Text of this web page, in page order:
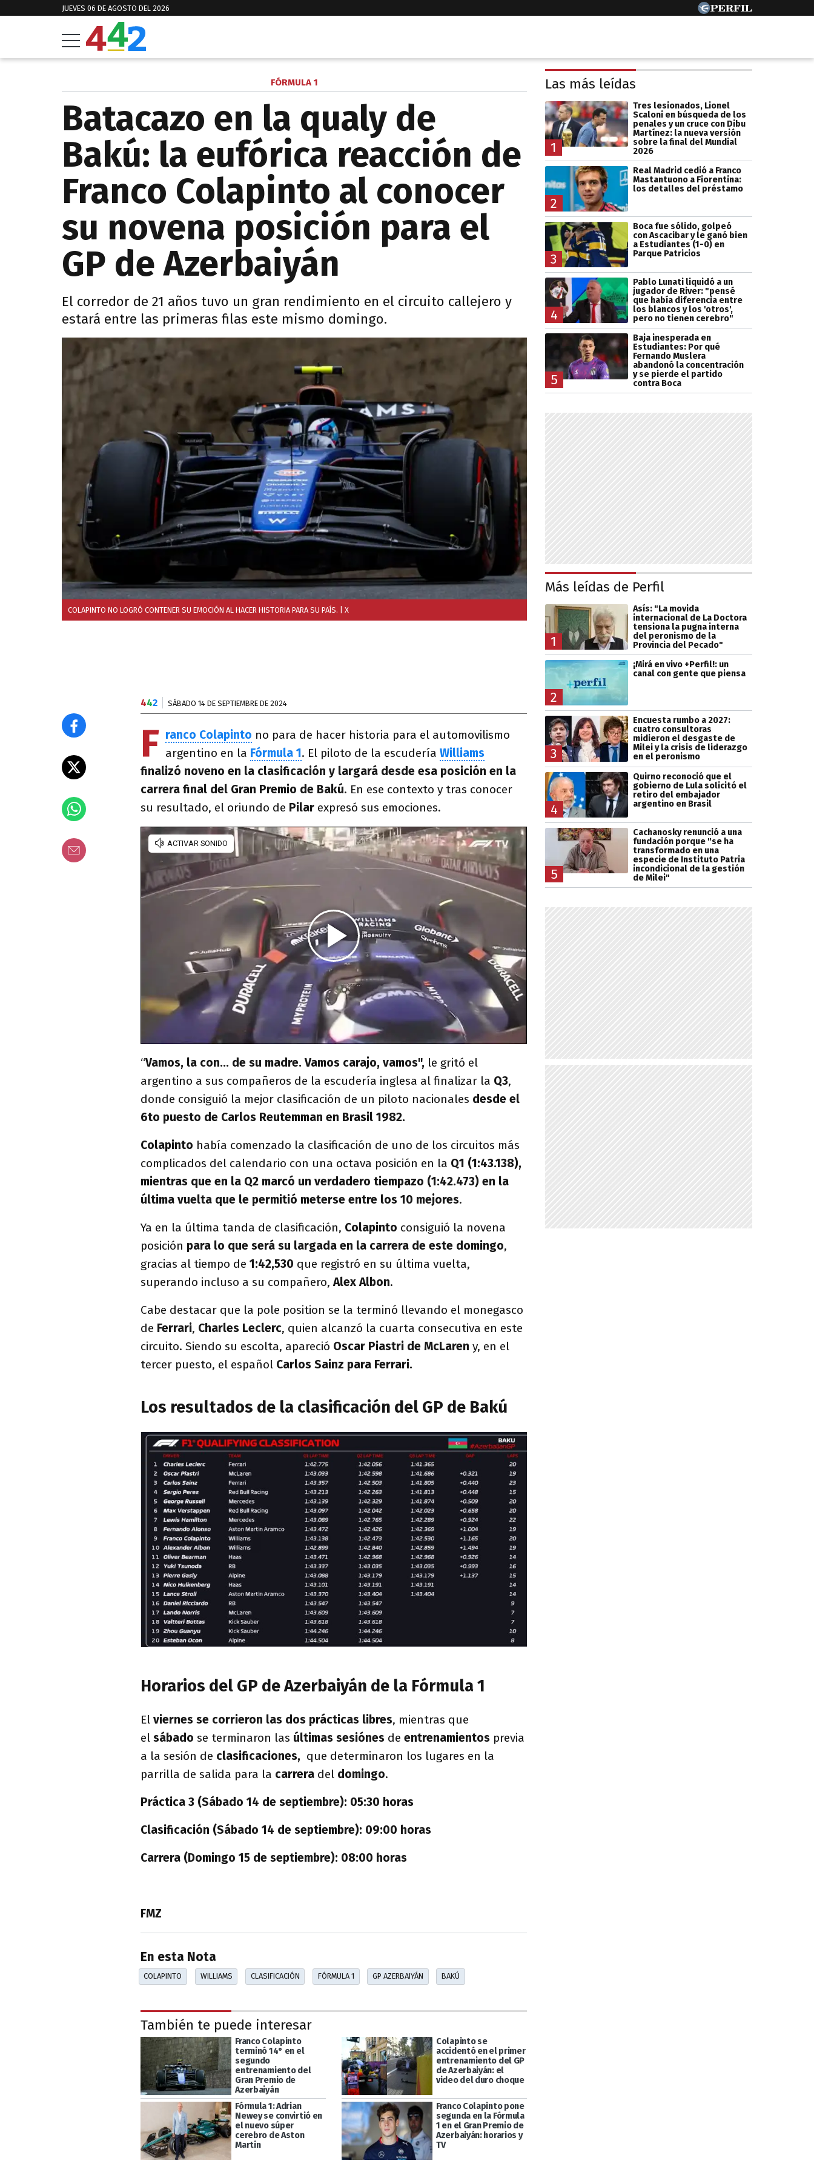
JUEVES 06 DE AGOSTO DEL 2026
FÓRMULA 1
Batacazo en la qualy de
Bakú: la eufórica reacción de
Franco Colapinto al conocer
su novena posición para el
GP de Azerbaiyán
El corredor de 21 años tuvo un gran rendimiento en el circuito callejero y
estará entre las primeras filas este mismo domingo.
COLAPINTO NO LOGRÓ CONTENER SU EMOCIÓN AL HACER HISTORIA PARA SU PAÍS. | X
442 SÁBADO 14 DE SEPTIEMBRE DE 2024
F ranco Colapinto no para de hacer historia para el automovilismo
argentino en la Fórmula 1. El piloto de la escudería Williams
finalizó noveno en la clasificación y largará desde esa posición en la
carrera final del Gran Premio de Bakú. En ese contexto y tras conocer
su resultado, el oriundo de Pilar expresó sus emociones.
“Vamos, la con... de su madre. Vamos carajo, vamos", le gritó el
argentino a sus compañeros de la escudería inglesa al finalizar la Q3,
donde consiguió la mejor clasificación de un piloto nacionales desde el
6to puesto de Carlos Reutemman en Brasil 1982.
Colapinto había comenzado la clasificación de uno de los circuitos más
complicados del calendario con una octava posición en la Q1 (1:43.138),
mientras que en la Q2 marcó un verdadero tiempazo (1:42.473) en la
última vuelta que le permitió meterse entre los 10 mejores.
Ya en la última tanda de clasificación, Colapinto consiguió la novena
posición para lo que será su largada en la carrera de este domingo,
gracias al tiempo de 1:42,530 que registró en su última vuelta,
superando incluso a su compañero,Alex Albon.
Cabe destacar que la pole position se la terminó llevando el monegasco
de Ferrari, Charles Leclerc, quien alcanzó la cuarta consecutiva en este
circuito. Siendo su escolta, apareció Oscar Piastri de McLaren y, en el
tercer puesto, el español Carlos Sainz para Ferrari.
Los resultados de la clasificación del GP de Bakú
Horarios del GP de Azerbaiyán de la Fórmula 1
El viernes se corrieron las dos prácticas libres, mientras que
el sábado se terminaron las últimas sesiónes de entrenamientos previa
a la sesión de clasificaciones, que determinaron los lugares en la
parrilla de salida para la carrera del domingo.
Práctica 3 (Sábado 14 de septiembre): 05:30 horas
Clasificación (Sábado 14 de septiembre): 09:00 horas
Carrera (Domingo 15 de septiembre): 08:00 horas
FMZ
En esta Nota
COLAPINTO WILLIAMS CLASIFICACIÓN FÓRMULA 1 GP AZERBAIYÁN BAKÚ
También te puede interesar
Franco Colapinto
terminó 14° en el
segundo
entrenamiento del
Gran Premio de
Azerbaiyán
Colapinto se
accidentó en el primer
entrenamiento del GP
de Azerbaiyán: el
video del duro choque
Fórmula 1: Adrian
Newey se convirtió en
el nuevo súper
cerebro de Aston
Martin
Franco Colapinto pone
segunda en la Fórmula
1 en el Gran Premio de
Azerbaiyán: horarios y
TV
Las más leídas
1
Tres lesionados, Lionel
Scaloni en búsqueda de los
penales y un cruce con Dibu
Martínez: la nueva versión
sobre la final del Mundial
2026
2
Real Madrid cedió a Franco
Mastantuono a Fiorentina:
los detalles del préstamo
3
Boca fue sólido, golpeó
con Ascacibar y le ganó bien
a Estudiantes (1-0) en
Parque Patricios
4
Pablo Lunati liquidó a un
jugador de River: "pensé
que había diferencia entre
los blancos y los 'otros',
pero no tienen cerebro"
5
Baja inesperada en
Estudiantes: Por qué
Fernando Muslera
abandonó la concentración
y se pierde el partido
contra Boca
Más leídas de Perfil
1
Asís: "La movida
internacional de La Doctora
tensiona la pugna interna
del peronismo de la
Provincia del Pecado"
2
¡Mirá en vivo +Perfil!: un
canal con gente que piensa
3
Encuesta rumbo a 2027:
cuatro consultoras
midieron el desgaste de
Milei y la crisis de liderazgo
en el peronismo
4
Quirno reconoció que el
gobierno de Lula solicitó el
retiro del embajador
argentino en Brasil
5
Cachanosky renunció a una
fundación porque "se ha
transformado en una
especie de Instituto Patria
incondicional de la gestión
de Milei"